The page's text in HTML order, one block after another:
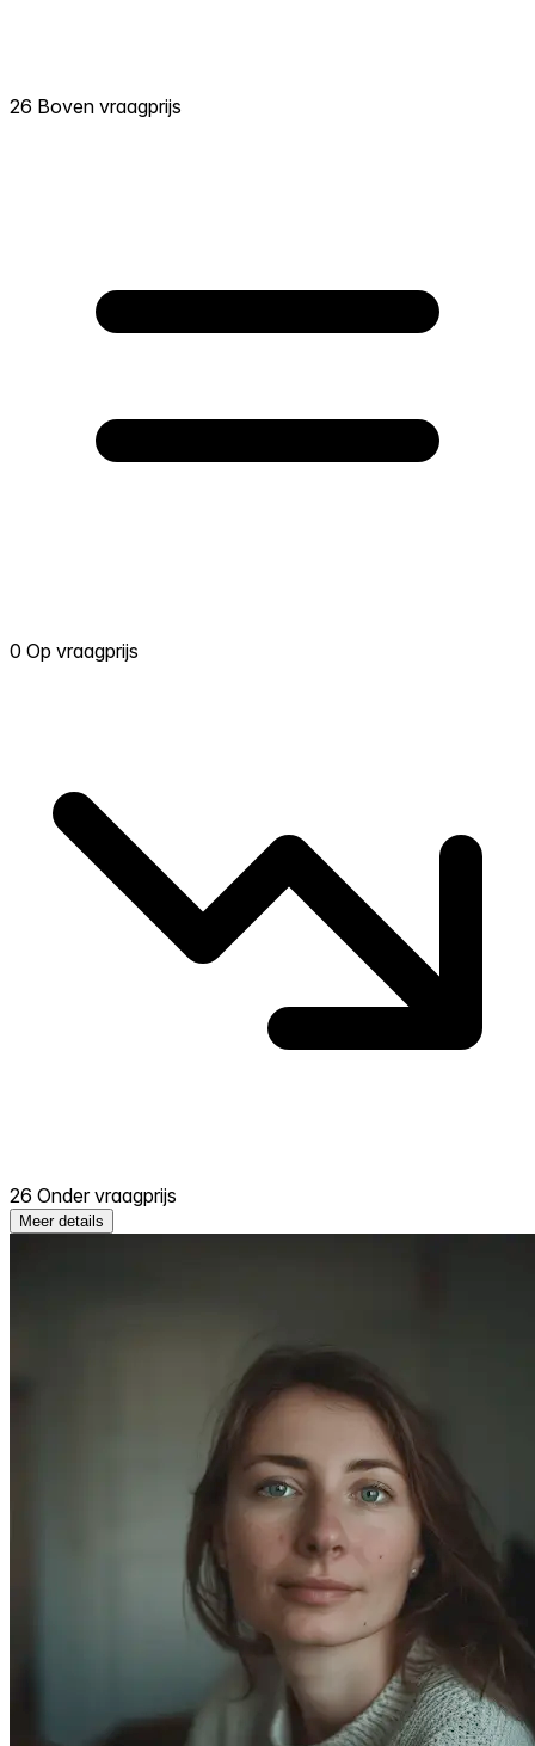
26 Boven vraagprijs
0 Op vraagprijs
26 Onder vraagprijs
Meer details